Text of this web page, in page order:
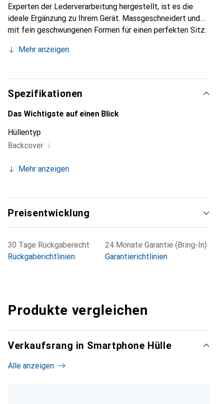
Experten der Lederverarbeitung hergestellt, ist es die
ideale Ergänzung zu Ihrem Gerät. Massgeschneidert und
mit fein geschwungenen Formen für einen perfekten Sitz.
Smartphone. Die Marke Noreve ist international für ihre
für den anspruchsvollen Kunden.
Mehr anzeigen
Spezifikationen
Das Wichtigste auf einen Blick
Hüllentyp
Backcover i
Mehr anzeigen
Preisentwicklung
30 Tage Rückgaberecht
Rückgaberichtlinien
24 Monate Garantie (Bring-In)
Garantierichtlinien
Produkte vergleichen
Verkaufsrang in Smartphone Hülle
Alle anzeigen